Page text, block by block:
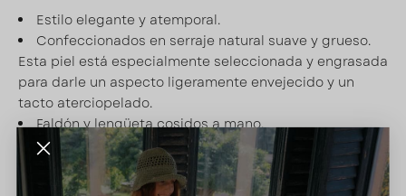
Estilo elegante y atemporal.
Confeccionados en serraje natural suave y grueso.
Esta piel está especialmente seleccionada y engrasada
para darle un aspecto ligeramente envejecido y un
tacto aterciopelado.
Faldón y lengüeta cosidos a mano.
Detalle de logo grabado.
Suela Unalome: extra cómoda y moderna.